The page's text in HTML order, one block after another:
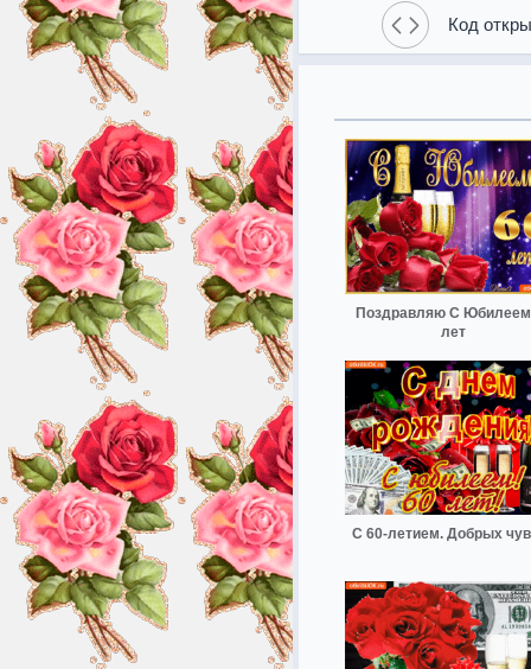
Код
Поздравляю С
лет
С 60-летием. Добрых